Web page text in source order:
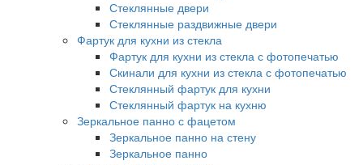
Стеклянные двери
Стеклянные раздвижные двери
Фартук для кухни из стекла
Фартук для кухни из стекла с фотопечатью
Скинали для кухни из стекла с фотопечатью
Стеклянный фартук для кухни
Стеклянный фартук на кухню
Зеркальное панно с фацетом
Зеркальное панно на стену
Зеркальное панно